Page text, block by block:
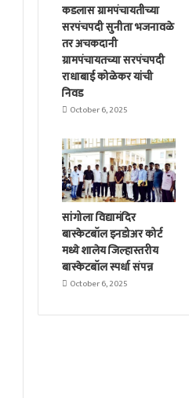
कडलास ग्रामपंचायतीच्या
सरपंचपदी सुनीता भजनावळे
तर अचकदानी
ग्रामपंचायतच्या सरपंचपदी
राधाबाई कोळेकर यांची
निवड
October 6, 2025
सांगोला विद्यामंदिर
बास्केटबॉल इनडोअर कोर्ट
मध्ये शालेय जिल्हास्तरीय
बास्केटबॉल स्पर्धा संपन्न
October 6, 2025